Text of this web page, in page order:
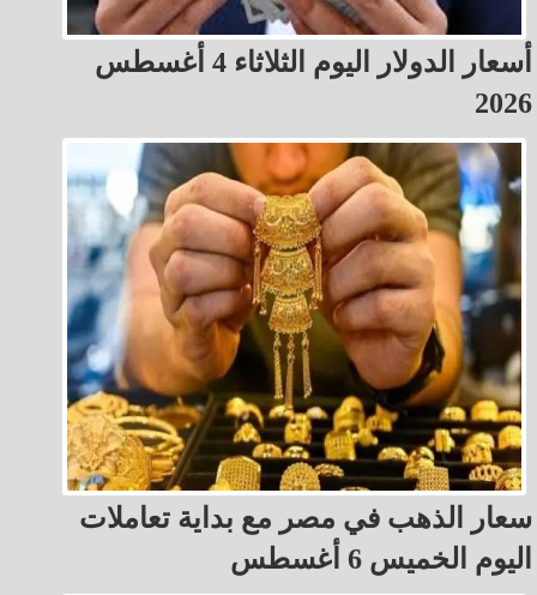
أسعار الدولار اليوم الثلاثاء 4 أغسطس
2026
سعار الذهب في مصر مع بداية تعاملات
اليوم الخميس 6 أغسطس